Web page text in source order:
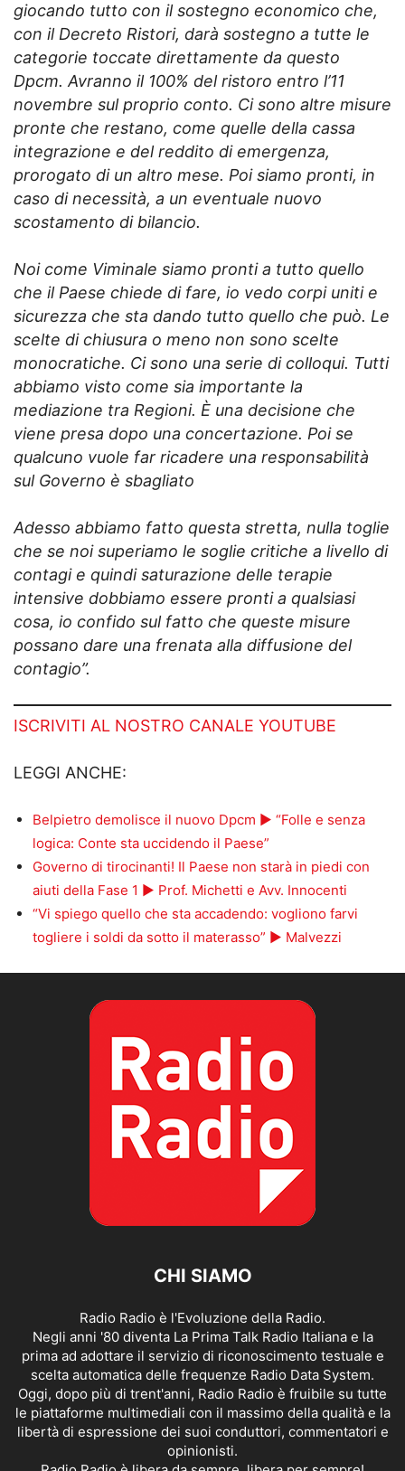
giocando tutto con il sostegno economico che,
con il Decreto Ristori, darà sostegno a tutte le
categorie toccate direttamente da questo
Dpcm. Avranno il 100% del ristoro entro l’11
novembre sul proprio conto. Ci sono altre misure
pronte che restano, come quelle della cassa
integrazione e del reddito di emergenza,
prorogato di un altro mese. Poi siamo pronti, in
caso di necessità, a un eventuale nuovo
scostamento di bilancio.
Noi come Viminale siamo pronti a tutto quello
che il Paese chiede di fare, io vedo corpi uniti e
sicurezza che sta dando tutto quello che può. Le
scelte di chiusura o meno non sono scelte
monocratiche. Ci sono una serie di colloqui. Tutti
abbiamo visto come sia importante la
mediazione tra Regioni. È una decisione che
viene presa dopo una concertazione. Poi se
qualcuno vuole far ricadere una responsabilità
sul Governo è sbagliato
Adesso abbiamo fatto questa stretta, nulla toglie
che se noi superiamo le soglie critiche a livello di
contagi e quindi saturazione delle terapie
intensive dobbiamo essere pronti a qualsiasi
cosa, io confido sul fatto che queste misure
possano dare una frenata alla diffusione del
contagio”.
ISCRIVITI AL NOSTRO CANALE YOUTUBE
LEGGI ANCHE:
Belpietro demolisce il nuovo Dpcm ► “Folle e senza
logica: Conte sta uccidendo il Paese”
Governo di tirocinanti! Il Paese non starà in piedi con
aiuti della Fase 1 ► Prof. Michetti e Avv. Innocenti
“Vi spiego quello che sta accadendo: vogliono farvi
togliere i soldi da sotto il materasso” ► Malvezzi
CHI SIAMO
Radio Radio è l'Evoluzione della Radio.
Negli anni '80 diventa La Prima Talk Radio Italiana e la
prima ad adottare il servizio di riconoscimento testuale e
scelta automatica delle frequenze Radio Data System.
Oggi, dopo più di trent'anni, Radio Radio è fruibile su tutte
le piattaforme multimediali con il massimo della qualità e la
libertà di espressione dei suoi conduttori, commentatori e
opinionisti.